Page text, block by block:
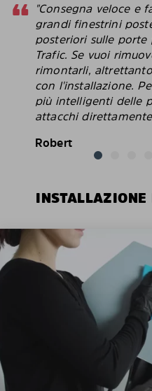
"Consegna veloce e
grandi finestrini
posteriori sulle porte
Trafic. Se vuoi
rimontarli,
con l'installazione.
più intelligenti delle
attacchi
Robert